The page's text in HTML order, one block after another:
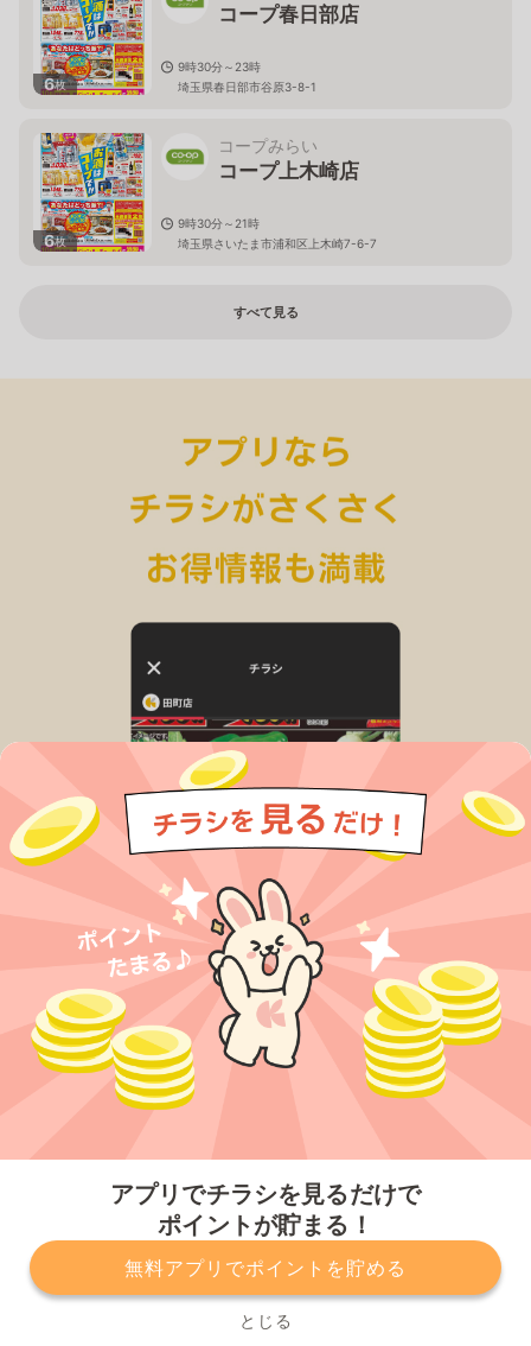
アプリでチラシを見るだけで
ポイントが貯まる！
無料アプリでポイントを貯める
とじる
6枚
コープ春日部店
9時30分～23時
埼玉県春日部市谷原3-8-1
6枚
コープみらい
コープ上木崎店
9時30分～21時
埼玉県さいたま市浦和区上木崎7-6-7
すべて見る
プライバシーポリシー 利用規約
運営会社
サービスに関してのお問い合わせ